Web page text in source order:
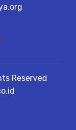
Reserved